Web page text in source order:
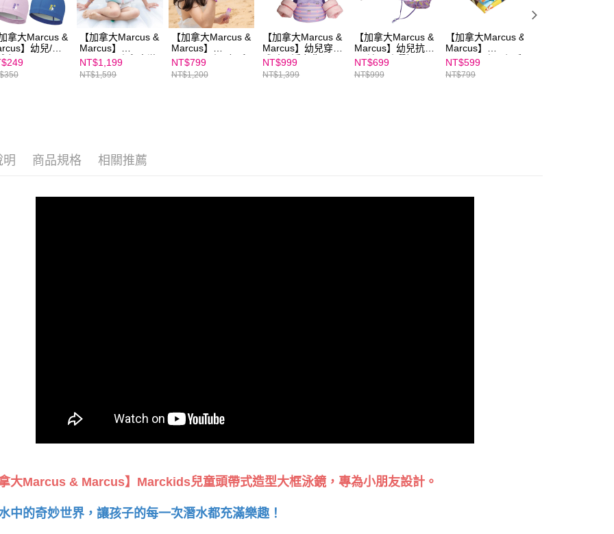
拿大Marcus &
】幼兒/兒
帽
【加拿大Marcus &
Marcus】
Marckids｜兒童游
泳浮力背心
NT$1,199
NT$1,599
【加拿大Marcus &
Marcus】
Marckids｜2合1兒
童抗UV遮頸防曬帽
NT$799
NT$1,200
【加拿大Marcus &
Marcus】幼兒穿戴
式臂圈浮力背心
NT$999
NT$1,399
【加拿大Marcus &
Marcus】幼兒抗
UV遮頸防曬帽
NT$699
NT$999
【加拿大Marcus &
Marcus】
Marckids｜環保戶
外防水野餐墊(附提
袋)
NT$599
NT$799
明 商品規格 相關推薦
大Marcus & Marcus】Marckids兒童頭帶式造型大框泳鏡，專為小朋友設計。
中的奇妙世界，讓孩子的每一次潛水都充滿樂趣！